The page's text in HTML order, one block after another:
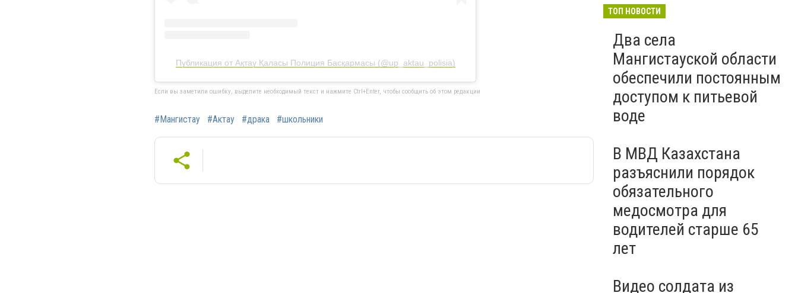
Публикация от Ақтау Қаласы Полиция Басқармасы (@up_aktau_polisia)
Если вы заметили ошибку, выделите необходимый текст и нажмите Ctrl+Enter, чтобы сообщить об этом редакции
#Мангистау #Актау #драка #школьники
ТОП НОВОСТИ
Два села
Мангистауской области
обеспечили постоянным
доступом к питьевой
воде
В МВД Казахстана
разъяснили порядок
обязательного
медосмотра для
водителей старше 65
лет
Видео солдата из